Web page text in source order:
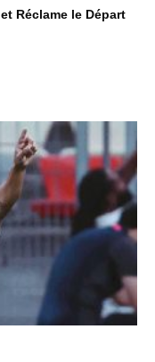
Réclame le Départ